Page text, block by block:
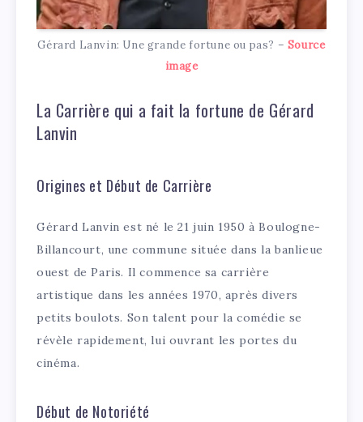
Gérard Lanvin: Une grande fortune ou pas? – Source
image
La Carrière qui a fait la fortune de Gérard
Lanvin
Origines et Début de Carrière
Gérard Lanvin est né le 21 juin 1950 à Boulogne-
Billancourt, une commune située dans la banlieue
ouest de Paris. Il commence sa carrière
artistique dans les années 1970, après divers
petits boulots. Son talent pour la comédie se
révèle rapidement, lui ouvrant les portes du
cinéma.
Début de Notoriété